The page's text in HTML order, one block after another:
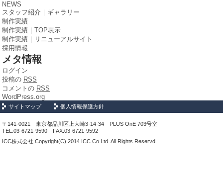
NEWS
スタッフ紹介｜ギャラリー
制作実績
制作実績｜TOP表示
制作実績｜リニューアルサイト
採用情報
メタ情報
ログイン
投稿の RSS
コメントの RSS
WordPress.org
サイトマップ 個人情報保護方針
〒141-0021 東京都品川区上大崎3-14-34 PLUS OnE 703号室
TEL:03-6721-9590 FAX:03-6721-9592
ICC株式会社 Copyright(C) 2014 ICC Co.Ltd. All Rights Reservd.